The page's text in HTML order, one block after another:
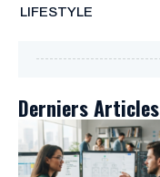
LIFESTYLE
Derniers Articles